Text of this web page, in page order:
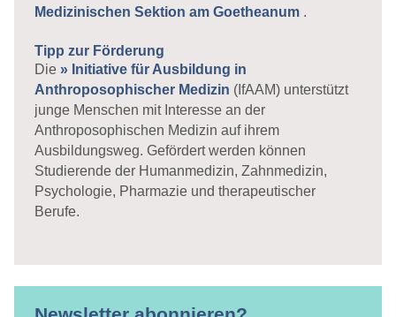
Medizinischen Sektion am Goetheanum .
Tipp zur Förderung
Die » Initiative für Ausbildung in
Anthroposophischer Medizin (IfAAM) unterstützt
junge Menschen mit Interesse an der
Anthroposophischen Medizin auf ihrem
Ausbildungsweg. Gefördert werden können
Studierende der Humanmedizin, Zahnmedizin,
Psychologie, Pharmazie und therapeutischer
Berufe.